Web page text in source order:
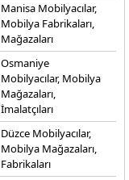
Manisa Mobilyacılar,
Mobilya Fabrikaları,
Mağazaları
Osmaniye
Mobilyacılar, Mobilya
Mağazaları,
İmalatçıları
Düzce Mobilyacılar,
Mobilya Mağazaları,
Fabrikaları